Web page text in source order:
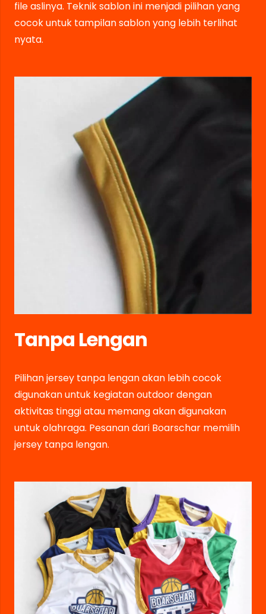
file aslinya. Teknik sablon ini menjadi pilihan yang
cocok untuk tampilan sablon yang lebih terlihat
nyata.
Tanpa Lengan
Pilihan jersey tanpa lengan akan lebih cocok
digunakan untuk kegiatan outdoor dengan
aktivitas tinggi atau memang akan digunakan
untuk olahraga. Pesanan dari Boarschar memilih
jersey tanpa lengan.